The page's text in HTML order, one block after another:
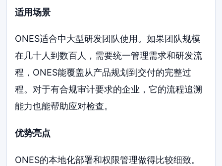
适用场景
ONES适合中大型研发团队使用。如果团队规模
在几十人到数百人，需要统一管理需求和研发流
程，ONES能覆盖从产品规划到交付的完整过
程。对于有合规审计要求的企业，它的流程追溯
能力也能帮助应对检查。
优势亮点
ONES的本地化部署和权限管理做得比较细致。